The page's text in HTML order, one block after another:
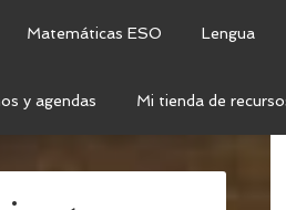
Matemáticas ESO Lengua
y agendas Mi tienda de
/